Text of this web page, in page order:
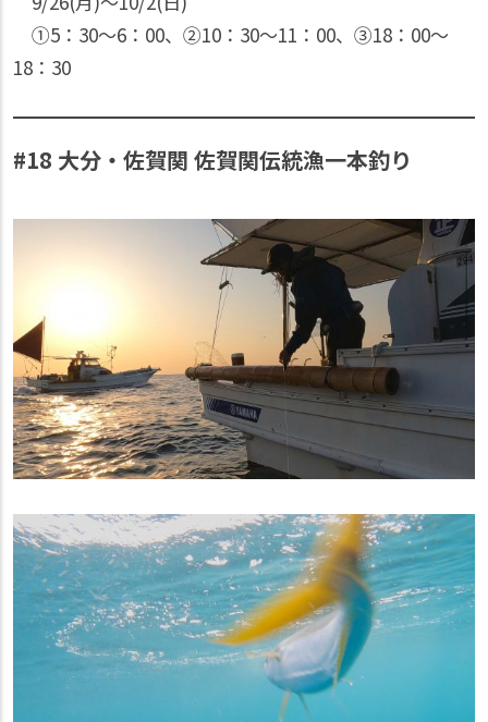
①5：30〜6：00、②10：30〜11：00、③18：00〜
18：30
#18 大分・佐賀関 佐賀関伝統漁一本釣り